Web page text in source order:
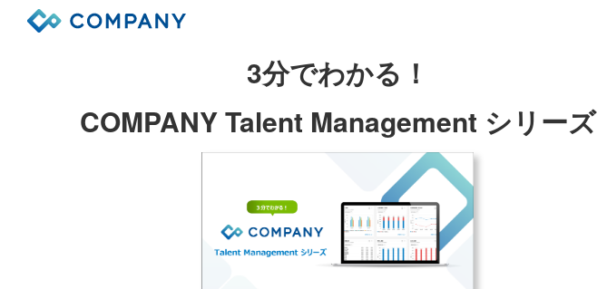
3分でわかる！
COMPANY Talent Management シリーズ